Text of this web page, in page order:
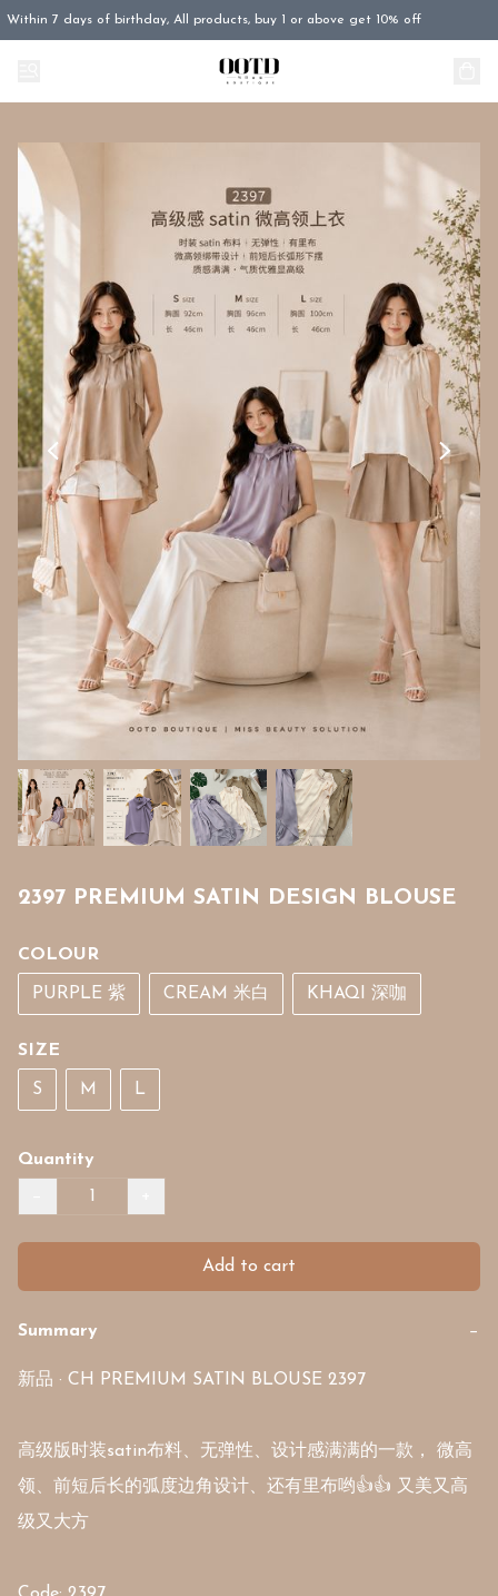
Within 7 days of birthday, All products, buy 1 or above get 10% off
2397 PREMIUM SATIN DESIGN BLOUSE
COLOUR
PURPLE 紫 CREAM 米白 KHAQI 深咖
SIZE
S M L
Quantity
Add to cart
Summary −
新品 · CH PREMIUM SATIN BLOUSE 2397
高级版时装satin布料、无弹性、设计感满满的一款， 微高
领、前短后长的弧度边角设计、还有里布哟👍👍 又美又高
级又大方